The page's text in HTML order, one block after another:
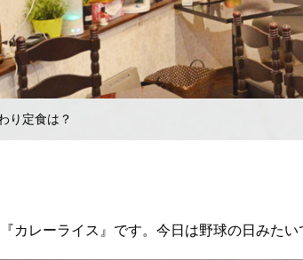
り定食は？
カレーライス』です。今日は野球の日みた